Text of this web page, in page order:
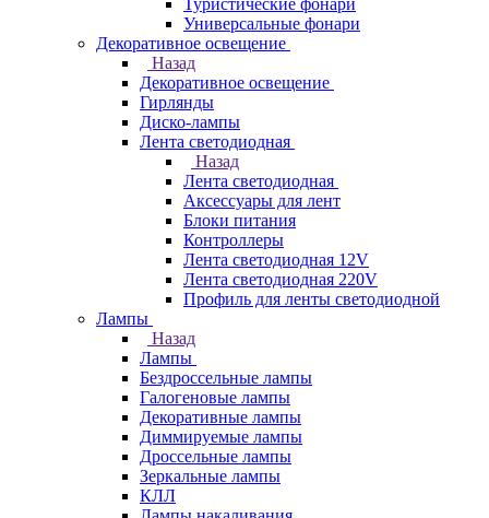
Универсальные фонари
Декоративное освещение
Назад
Декоративное освещение
Гирлянды
Диско-лампы
Лента светодиодная
Назад
Лента светодиодная
Аксессуары для лент
Блоки питания
Контроллеры
Лента светодиодная 12V
Лента светодиодная 220V
Профиль для ленты светодиодной
Лампы
Назад
Лампы
Бездроссельные лампы
Галогеновые лампы
Декоративные лампы
Диммируемые лампы
Дроссельные лампы
Зеркальные лампы
КЛЛ